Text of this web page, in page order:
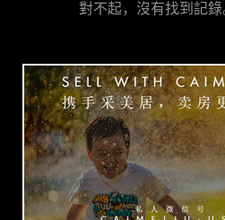
對不起，沒有找到記錄